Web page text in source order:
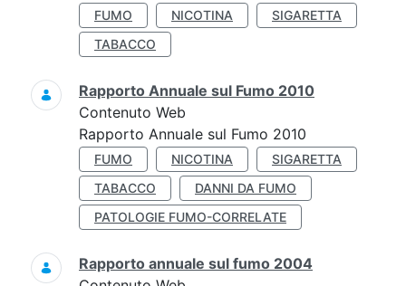
FUMO NICOTINA
SIGARETTA
TABACCO
Rapporto Annuale sul Fumo 2010
Contenuto Web
Rapporto Annuale sul Fumo 2010
FUMO NICOTINA
SIGARETTA
TABACCO
DANNI DA FUMO
PATOLOGIE FUMO-CORRELATE
Rapporto annuale sul fumo 2004